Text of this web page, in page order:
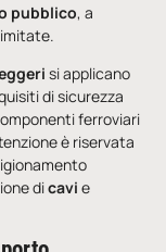
pubblico, a
si applicano
di sicurezza
ferroviari
è riservata
dicavi e